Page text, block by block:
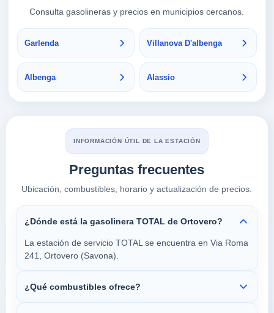
Consulta gasolineras y precios en municipios cercanos.
Garlenda Villanova D'albenga
Albenga Alassio
INFORMACIÓN ÚTIL DE LA ESTACIÓN
Preguntas frecuentes
Ubicación, combustibles, horario y actualización de precios.
¿Dónde está la gasolinera TOTAL de Ortovero?
La estación de servicio TOTAL se encuentra en Via Roma
241, Ortovero (Savona).
¿Qué combustibles ofrece?